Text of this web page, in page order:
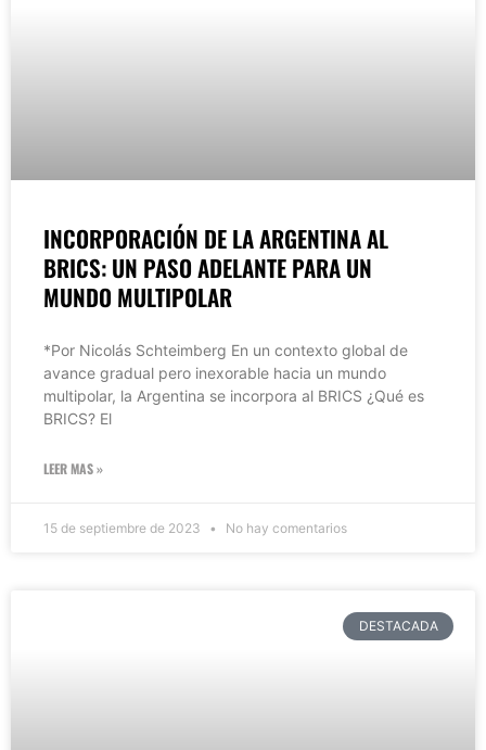
INCORPORACIÓN DE LA ARGENTINA AL
BRICS: UN PASO ADELANTE PARA UN
MUNDO MULTIPOLAR
*Por Nicolás Schteimberg En un contexto global de
avance gradual pero inexorable hacia un mundo
multipolar, la Argentina se incorpora al BRICS ¿Qué es
BRICS? El
LEER MAS »
15 de septiembre de 2023 No hay comentarios
DESTACADA